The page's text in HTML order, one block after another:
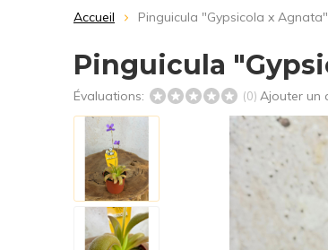
Accueil Pinguicula "Gypsicola x
Pinguicula
Évaluations: (0) Ajouter un